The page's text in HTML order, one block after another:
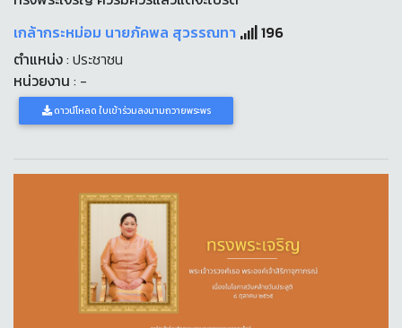
เกล้ากระหม่อม นายภัคพล สุวรรณทา
196
ตำแหน่ง: ประชาชน
หน่วยงาน : -
ดาวน์โหลด ใบเข้าร่วมลงนามถวายพระพร